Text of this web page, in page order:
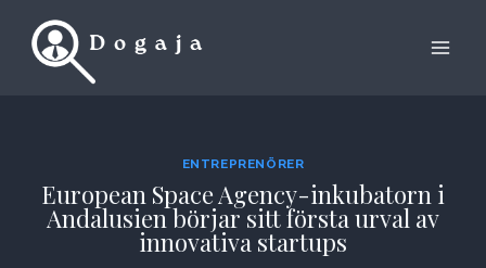
ENTREPRENÖRER
European Space Agency-inkubatorn i
Andalusien börjar sitt första urval av
innovativa startups